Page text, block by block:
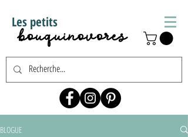
Les petits
bouquinovores
BLOGUE